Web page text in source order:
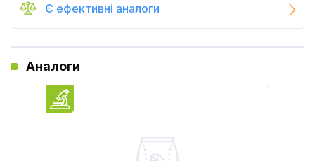
Є ефективні аналоги
Аналоги